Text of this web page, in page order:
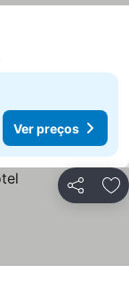
Ver preços
Partilhar